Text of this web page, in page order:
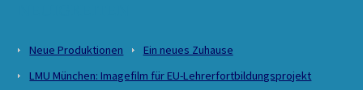
Neue Produktionen
Ein neues Zuhause
LMU München: Imagefilm für EU-Lehrerfortbildungsprojekt